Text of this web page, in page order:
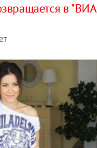
в "ВИА